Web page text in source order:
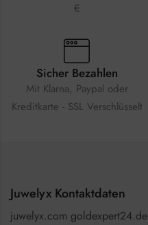
€
Sicher Bezahlen
Mit Klarna, Paypal oder
Kreditkarte - SSL Verschlüsselt
Juwelyx Kontaktdaten
juwelyx.com goldexpert24.de